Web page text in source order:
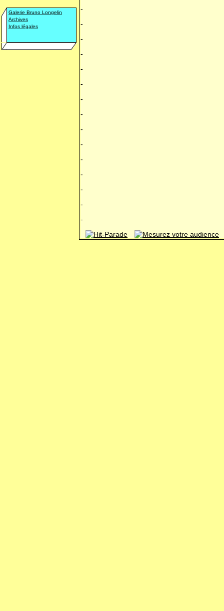
Galerie Bruno Longelin
Archives
Infos légales
-
-
-
-
-
-
-
-
-
-
-
-
-
-
-